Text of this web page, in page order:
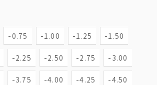
-0.75 -1.00 -1.25 -1.50
-2.25 -2.50 -2.75 -3.00
-3.75 -4.00 -4.25 -4.50